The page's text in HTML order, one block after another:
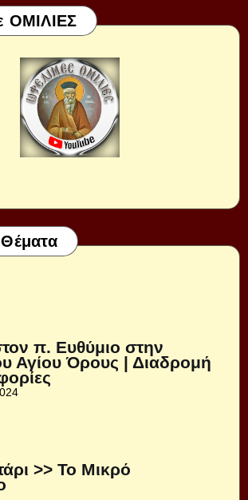
ΟΜΙΛΙΕΣ
π. Ευθύμιο στην
Αγίου Όρους | Διαδρομή
>> Το Μικρό